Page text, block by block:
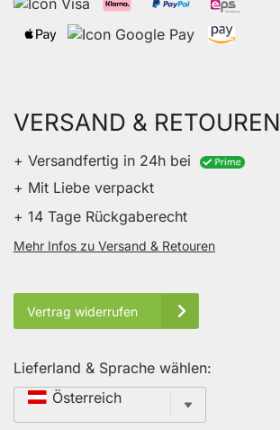
VERSAND & RETOUREN
+ Versandfertig in 24h bei
+ Mit Liebe verpackt
+ 14 Tage Rückgaberecht
Mehr Infos zu Versand & Retouren
Vertrag widerrufen
Lieferland & Sprache wählen:
SpracheÖsterreich